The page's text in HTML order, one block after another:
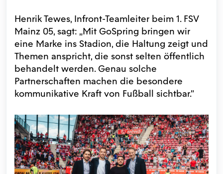
Henrik Tewes, Infront-Teamleiter beim 1. FSV
Mainz 05, sagt: „Mit GoSpring bringen wir
eine Marke ins Stadion, die Haltung zeigt und
Themen anspricht, die sonst selten öffentlich
behandelt werden. Genau solche
Partnerschaften machen die besondere
kommunikative Kraft von Fußball sichtbar."